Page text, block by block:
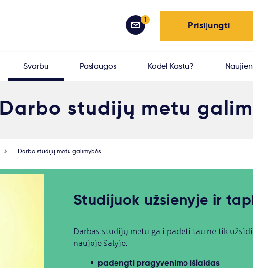
Prisijungti
1
Svarbu Paslaugos Kodėl Kastu?
Darbo studijų metu
Darbo studijų metu galimybės
Studijuok užsienyje ir
Darbas studijų metu gali padėti tau ne tik
naujoje šalyje:
padengti pragyvenimo išlaidas